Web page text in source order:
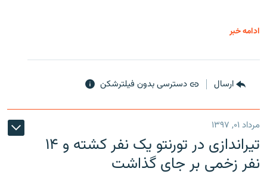
ادامه خبر
ارسال دسترسی بدون فیلترشکن
مرداد ۰۱, ۱۳۹۷
تیراندازی در تورنتو یک نفر کشته و ۱۴
نفر زخمی بر جای گذاشت